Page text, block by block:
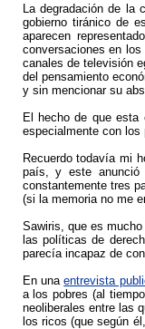
La degradación de la
gobierno tiránico de
aparecen
conversaciones en
canales de televisión
del pensamiento
y sin mencionar su
El hecho de que
especialmente con
Recuerdo todavía mi
país, y este anunció
constantemente tres
(si la memoria no me
Sawiris, que es
las políticas de
parecía incapaz de
En unaentrevista
a los pobres (al
neoliberales entre las
los ricos (que según